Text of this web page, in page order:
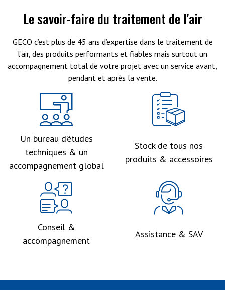
Le savoir-faire du traitement de l'air
GECO c’est plus de 45 ans d’expertise dans le traitement de
l’air, des produits performants et fiables mais surtout un
accompagnement total de votre projet avec un service avant,
pendant et après la vente.
Un bureau d’études
techniques & un
accompagnement global
Stock de tous nos
produits & accessoires
Conseil &
accompagnement
Assistance & SAV